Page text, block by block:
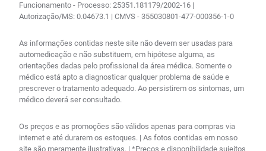
Funcionamento - Processo: 25351.181179/2002-16 |
Autorização/MS: 0.04673.1 | CMVS - 355030801-477-000356-1-0
As informações contidas neste site não devem ser usadas para
automedicação e não substituem, em hipótese alguma, as
orientações dadas pelo profissional da área médica. Somente o
médico está apto a diagnosticar qualquer problema de saúde e
prescrever o tratamento adequado. Ao persistirem os sintomas, um
médico deverá ser consultado.
Os preços e as promoções são válidos apenas para compras via
internet e até durarem os estoques. | As fotos contidas em nosso
site são meramente ilustrativas. | *Preços e disponibilidade sujeitos